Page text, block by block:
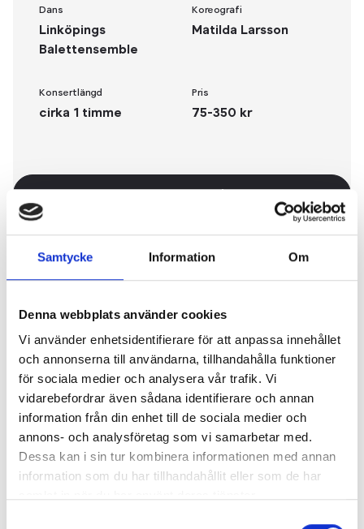
Samtycke Information Om
Denna webbplats använder cookies
Vi använder enhetsidentifierare för att anpassa innehållet
och annonserna till användarna, tillhandahålla funktioner
för sociala medier och analysera vår trafik. Vi
vidarebefordrar även sådana identifierare och annan
information från din enhet till de sociala medier och
annons- och analysföretag som vi samarbetar med.
Dessa kan i sin tur kombinera informationen med annan
information som du har tillhandahållit eller som de har
Dans
Linköpings
Balettensemble
Koreografi
Matilda Larsson
Konsertlängd
cirka 1 timme
Pris
75-350 kr
Konserttider
Om konserten
En mångsidig konsert med arabisk musik, där verk av
stjärnor från arabvärlden som Muhammad Abdel
Wahhab, Umm Kulthum, Fairouz, Attia Sharara, möter
Rimskij-Korsakovs berömdaShéhérazade.
Mohamed Sharara, violinist i SON, har tidigare
experimenterat med att låta musik av Tjajkovskij möta